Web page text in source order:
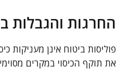
החרגות והגבלות
פוליסות ביטוח אינן מעניקות
את תוקף הכיסוי במקרים